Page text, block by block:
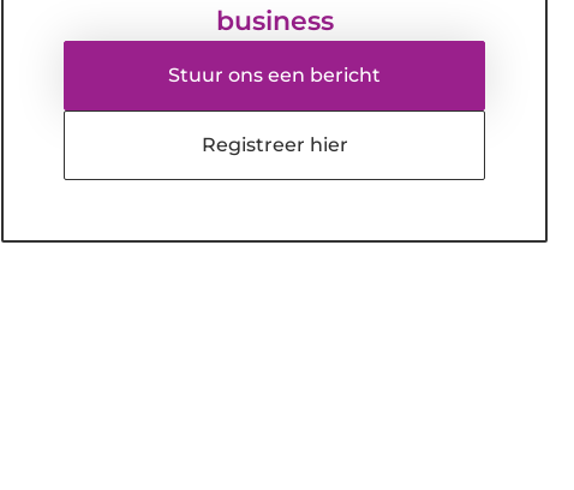
business
Stuur ons een bericht
Registreer hier